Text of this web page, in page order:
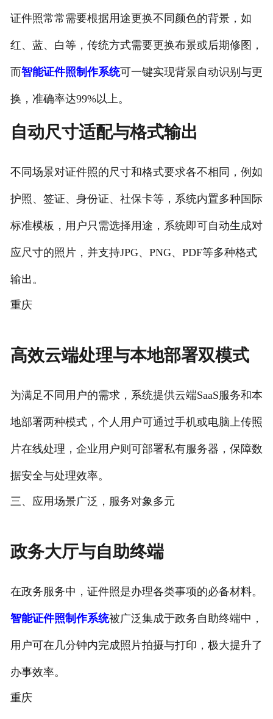
证件照常常需要根据用途更换不同颜色的背景，如
红、蓝、白等，传统方式需要更换布景或后期修图，
而智能证件照制作系统可一键实现背景自动识别与更
换，准确率达99%以上。
自动尺寸适配与格式输出
不同场景对证件照的尺寸和格式要求各不相同，例如
护照、签证、身份证、社保卡等，系统内置多种国际
标准模板，用户只需选择用途，系统即可自动生成对
应尺寸的照片，并支持JPG、PNG、PDF等多种格式
输出。
重庆
高效云端处理与本地部署双模式
为满足不同用户的需求，系统提供云端SaaS服务和本
地部署两种模式，个人用户可通过手机或电脑上传照
片在线处理，企业用户则可部署私有服务器，保障数
据安全与处理效率。
三、应用场景广泛，服务对象多元
政务大厅与自助终端
在政务服务中，证件照是办理各类事项的必备材料。
智能证件照制作系统被广泛集成于政务自助终端中，
用户可在几分钟内完成照片拍摄与打印，极大提升了
办事效率。
重庆